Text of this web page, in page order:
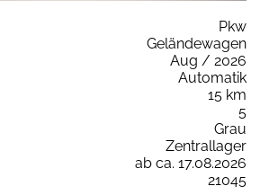
Pkw
Geländewagen
Aug / 2026
Automatik
15 km
5
Grau
Zentrallager
ab ca. 17.08.2026
21045